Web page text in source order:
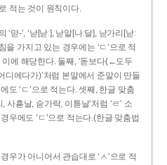
적는 것이 원칙이다.
맏-’, ‘낟[낟ː], 낟알[나ː달], 낟가리[낟ː
을 가지고 있는 경우에는 ‘ㄷ’으로 적
이에 해당한다. 둘째, ‘돋보다(←도두
에다가)’처럼 본말에서 준말이 만들
도 ‘ㄷ’으로 적는다. 셋째, 한글 맞춤
사흗날, 숟가락, 이튿날’처럼 ‘ㄹ’ 소
우에도 ‘ㄷ’으로 적는다.(한글 맞춤법
우가 아니어서 관습대로 ‘ㅅ’으로 적